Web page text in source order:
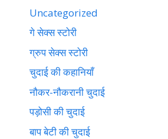
Uncategorized
गे सेक्स स्टोरी
ग्रुप सेक्स स्टोरी
चुदाई की कहानियाँ
नौकर-नौकरानी चुदाई
पड़ोसी की चुदाई
बाप बेटी की चुदाई